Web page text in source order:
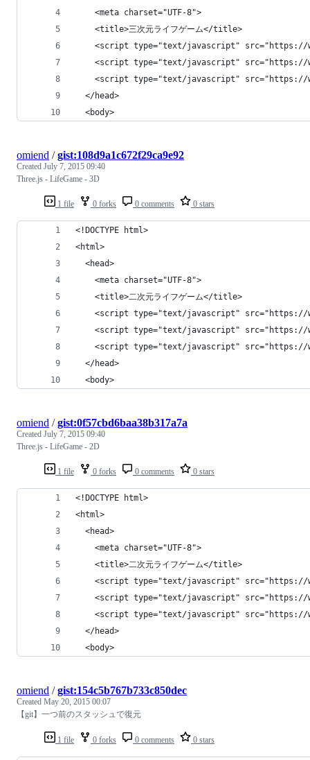
    <meta charset="UTF-8">
    <title>三次元ライフゲーム</title>
<script type="text/javascript"
<script type="text/javascript"
<script type="text/javascript"
  </head>
  <body>
1 file 0 forks 0 comments 0 stars
omiend /gist:108d9a1c672f29ca9e92
Created July 7, 2015 09:40
Three.js - LifeGame - 3D
<!DOCTYPE html>
<html>
  <head>
    <meta charset="UTF-8">
    <title>二次元ライフゲーム</title>
<script type="text/javascript"
<script type="text/javascript"
<script type="text/javascript"
  </head>
  <body>
1 file 0 forks 0 comments 0 stars
omiend /gist:0f57cbd6baa38b317a7a
Created July 7, 2015 09:40
Three.js - LifeGame - 2D
<!DOCTYPE html>
<html>
  <head>
    <meta charset="UTF-8">
    <title>二次元ライフゲーム</title>
<script type="text/javascript"
<script type="text/javascript"
<script type="text/javascript"
  </head>
  <body>
1 file 0 forks 0 comments 0 stars
omiend /gist:154c5b767b733c850dec
Created May 20, 2015 00:07
【git】一つ前のスタッシュで復元